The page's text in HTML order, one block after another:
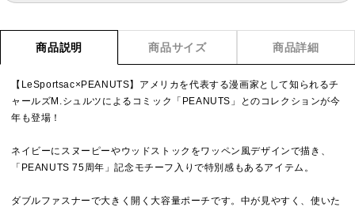
商品説明 商品サイズ 商品詳細
【LeSportsac×PEANUTS】アメリカを代表する漫画家として知られるチ
ャールズM.シュルツによるコミック「PEANUTS」とのコレクションが今
年も登場！
ネイビーにスヌーピーやウッドストックをワッペン風デザインで描き、
「PEANUTS 75周年」記念モチーフ入りで特別感もあるアイテム。
ダブルファスナーで大きく開く大容量ポーチです。中が見やすく、使いた